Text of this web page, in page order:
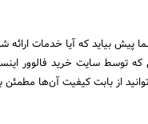
بیاید که آیا خدمات ارائه
توسط سایت خرید فالوور
از بابت کیفیت آن‌ها مطمئن